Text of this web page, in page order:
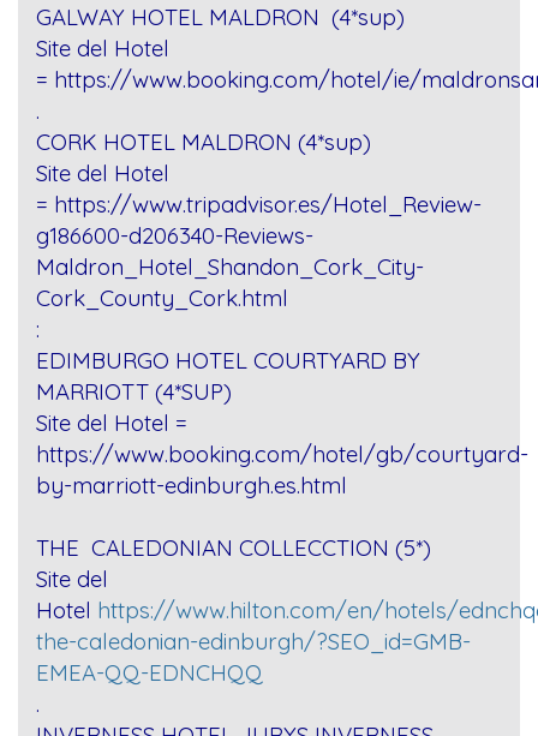
GALWAY HOTEL MALDRON (4*sup)
Site del Hotel
= https://www.booking.com/hotel/ie/
.
CORK HOTEL MALDRON (4*sup)
Site del Hotel
= https://www.tripadvisor.es/Hotel_Review-
g186600-d206340-Reviews-
Maldron_Hotel_Shandon_Cork_City-
Cork_County_Cork.html
:
EDIMBURGO HOTEL COURTYARD BY
MARRIOTT (4*SUP)
Site del Hotel =
https://www.booking.com/hotel/gb/courtyard-
by-marriott-edinburgh.es.html
THE CALEDONIAN COLLECCTION (5*)
Site del
Hotel https://www.hilton.com/en/hotels/
the-caledonian-edinburgh/?SEO_id=GMB-
EMEA-QQ-EDNCHQQ
.